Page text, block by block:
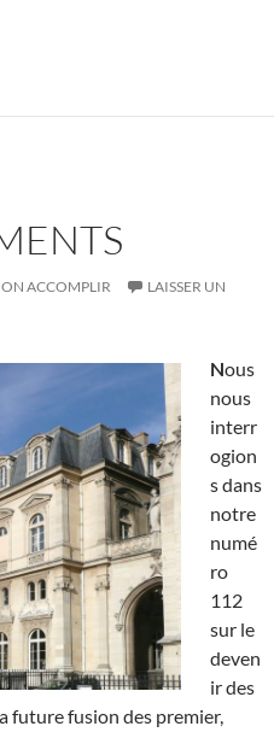
ACCOMPLIR
LAISSER UN
Nous
nous
interr
ogion
s dans
notre
numé
ro
112
sur le
deven
ir des
future fusion des premier,